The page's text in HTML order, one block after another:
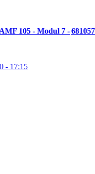
105 - Modul 7 -681057
- 17:15